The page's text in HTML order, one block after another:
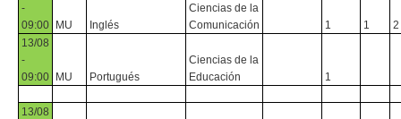
-
09:00
MU Inglés
Ciencias de la
Comunicación
1 1
2
13/08
-
09:00
MU Portugués
Ciencias de la
Educación
1
13/08